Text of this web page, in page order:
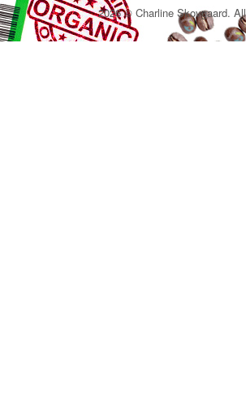
2026 © Charline Skovgaard.